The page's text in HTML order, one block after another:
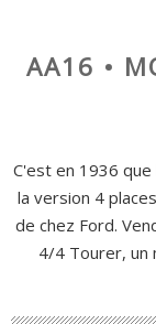
AA16 •
C'est en 1936
la version 4
de chez Ford.
4/4 Tourer, un